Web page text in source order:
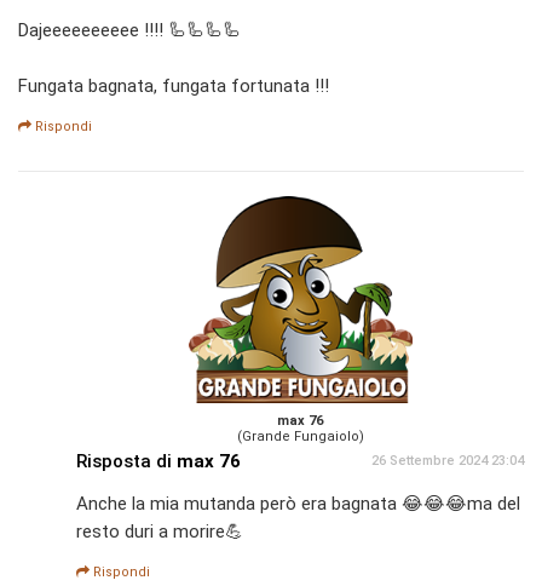
Dajeeeeeeeeee !!!! 🦾🦾🦾🦾
Fungata bagnata, fungata fortunata !!!
Rispondi
max 76
(Grande Fungaiolo)
Risposta di max 76 26 Settembre 2024 23:04
Anche la mia mutanda però era bagnata 😂😂😂ma del
resto duri a morire💪
Rispondi